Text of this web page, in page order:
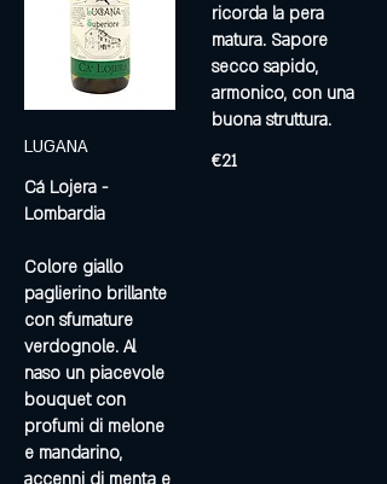
LUGANA
Cá Lojera -
Lombardia
Colore giallo
paglierino brillante
con sfumature
verdognole. Al
naso un piacevole
bouquet con
profumi di melone
e mandarino,
ricorda la pera
matura. Sapore
secco sapido,
armonico, con una
buona struttura.
€21